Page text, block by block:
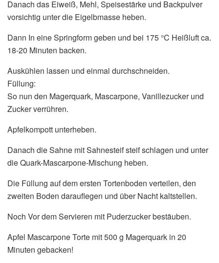
Danach das Eiweiß, Mehl, Speisestärke und Backpulver
vorsichtig unter die Eigelbmasse heben.
Dann In eine Springform geben und bei 175 °C Heißluft ca.
18-20 Minuten backen.
Auskühlen lassen und einmal durchschneiden.
Füllung:
So nun den Magerquark, Mascarpone, Vanillezucker und
Zucker verrühren.
Apfelkompott unterheben.
Danach die Sahne mit Sahnesteif steif schlagen und unter
die Quark-Mascarpone-Mischung heben.
Die Füllung auf dem ersten Tortenboden verteilen, den
zweiten Boden darauflegen und über Nacht kaltstellen.
Noch Vor dem Servieren mit Puderzucker bestäuben.
Apfel Mascarpone Torte mit 500 g Magerquark in 20
Minuten gebacken!